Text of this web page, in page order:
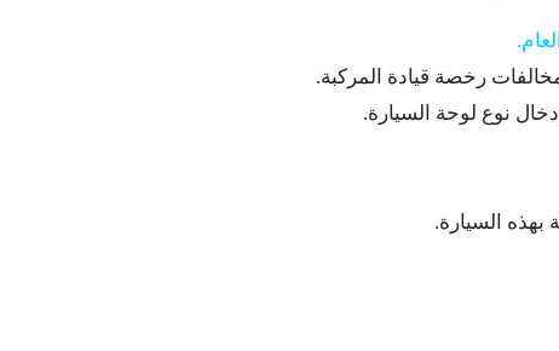
رخصة قيادة المركبة.
نوع لوحة السيارة.
بهذه السيارة.